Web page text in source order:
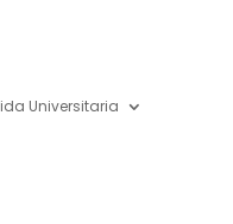
Universitaria